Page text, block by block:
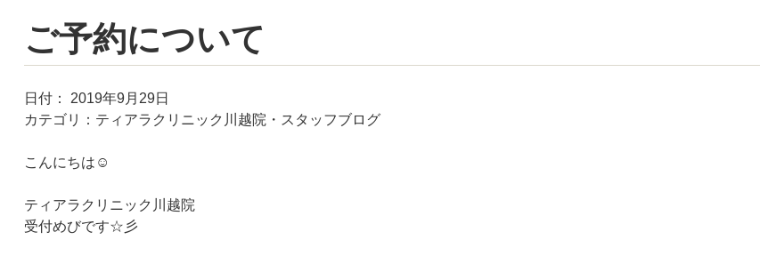
ご予約について
日付：
2019年9月29日
カテゴリ： ティアラクリニック川越院・スタッフブログ
こんにちは☺
ティアラクリニック川越院
受付めびです☆彡